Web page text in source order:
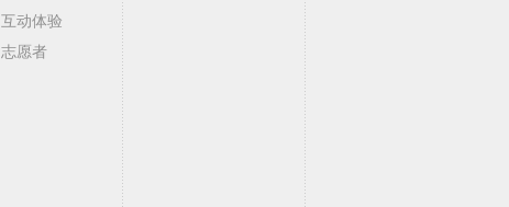
互动体验
志愿者